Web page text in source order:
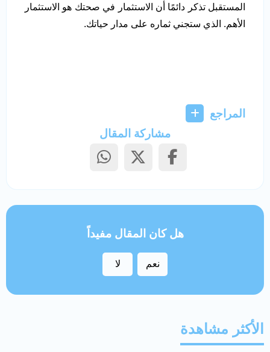
المستقبل تذكر دائمًا أن الاستثمار في صحتك هو الاستثمار
الأهم. الذي ستجني ثماره على مدار حياتك.
المراجع
مشاركة المقال
هل كان المقال مفيداً
نعم لا
الأكثر مشاهدة